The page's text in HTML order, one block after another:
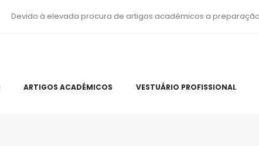
Devido à elevada procura de artigos académicos a
ARTIGOS ACADÉMICOS VESTUÁRIO PROFISSIONAL